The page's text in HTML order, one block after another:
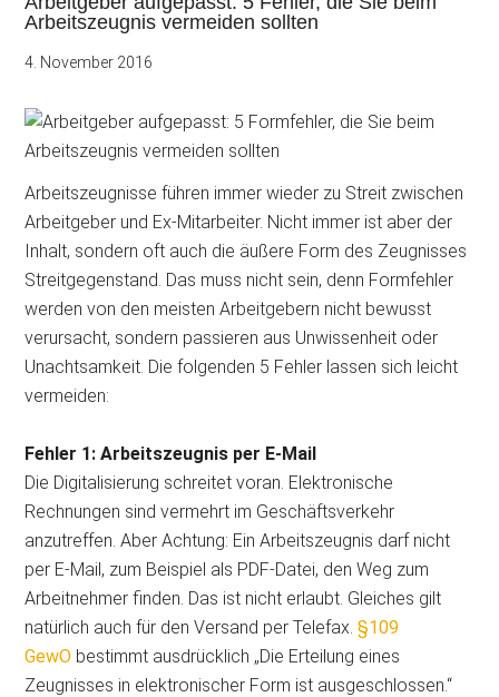
Arbeitszeugnis vermeiden sollten
4. November 2016
Arbeitszeugnisse führen immer wieder zu Streit zwischen
Arbeitgeber und Ex-Mitarbeiter. Nicht immer ist aber der
Inhalt, sondern oft auch die äußere Form des Zeugnisses
Streitgegenstand. Das muss nicht sein, denn Formfehler
werden von den meisten Arbeitgebern nicht bewusst
verursacht, sondern passieren aus Unwissenheit oder
Unachtsamkeit. Die folgenden 5 Fehler lassen sich leicht
vermeiden:
Fehler 1: Arbeitszeugnis per E-Mail
Die Digitalisierung schreitet voran. Elektronische
Rechnungen sind vermehrt im Geschäftsverkehr
anzutreffen. Aber Achtung: Ein Arbeitszeugnis darf nicht
per E-Mail, zum Beispiel als PDF-Datei, den Weg zum
Arbeitnehmer finden. Das ist nicht erlaubt. Gleiches gilt
natürlich auch für den Versand per Telefax.§109
GewO bestimmt ausdrücklich „Die Erteilung eines
Zeugnisses in elektronischer Form ist ausgeschlossen.“